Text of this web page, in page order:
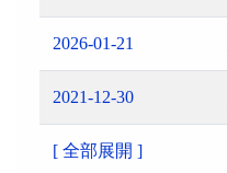
2026-01-21
2021-12-30
[ 全部展開 ]